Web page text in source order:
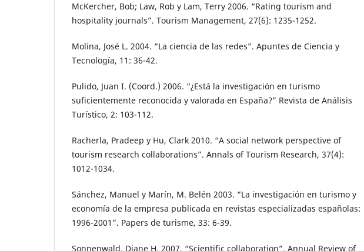
McKercher, Bob; Law, Rob y Lam, Terry 2006. “Rating tourism and
hospitality journals”. Tourism Management, 27(6): 1235-1252.
Molina, José L. 2004. “La ciencia de las redes”. Apuntes de Ciencia y
Tecnología, 11: 36-42.
Pulido, Juan I. (Coord.) 2006. “¿Está la investigación en turismo
suficientemente reconocida y valorada en España?” Revista de Análisis
Turístico, 2: 103-112.
Racherla, Pradeep y Hu, Clark 2010. “A social network perspective of
tourism research collaborations”. Annals of Tourism Research, 37(4):
1012-1034.
Sánchez, Manuel y Marín, M. Belén 2003. “La investigación en turismo y
economía de la empresa publicada en revistas especializadas españolas:
1996-2001”. Papers de turisme, 33: 6-39.
Sonnenwald, Diane H. 2007. “Scientific collaboration”. Annual Review of